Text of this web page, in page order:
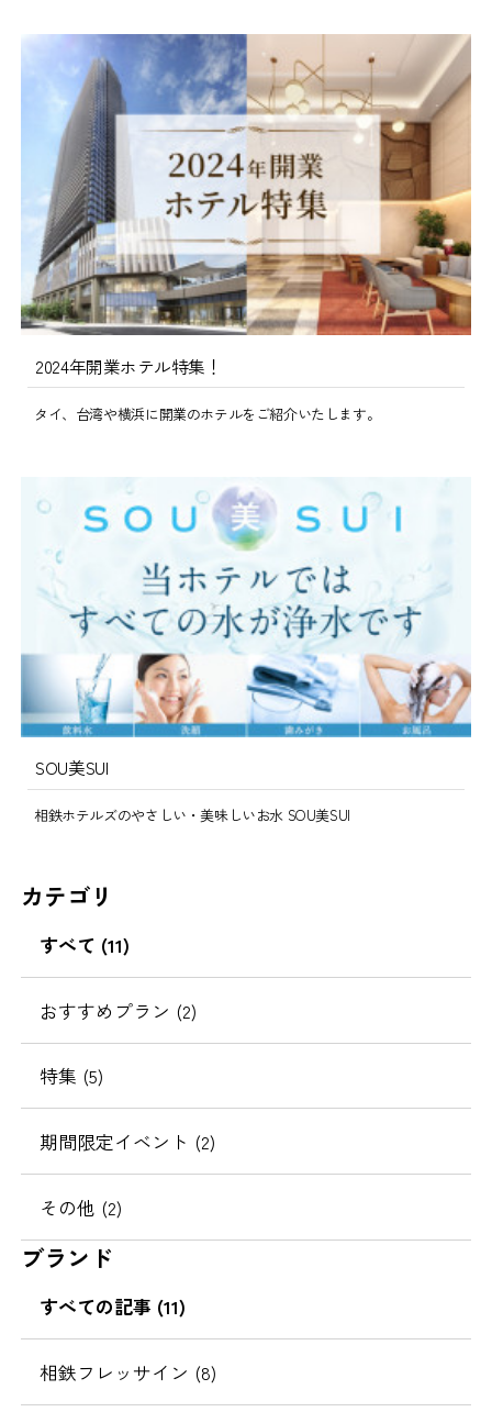
2024年開業ホテル特集！
タイ、台湾や横浜に開業のホテルをご紹介いたします。
SOU美SUI
相鉄ホテルズのやさしい・美味しいお水 SOU美SUI
カテゴリ
すべて (11)
おすすめプラン (2)
特集 (5)
期間限定イベント (2)
その他 (2)
ブランド
すべての記事 (11)
相鉄フレッサイン (8)